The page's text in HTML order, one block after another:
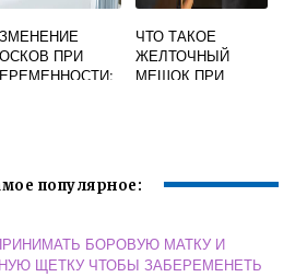
ПРИ
ЧТО ТАКОЕ
ЖЕЛТОЧНЫЙ
МЕШОК ПРИ
популярное:
БОРОВУЮ МАТКУ И
ЩЕТКУ ЧТОБЫ ЗАБЕРЕМЕНЕТЬ